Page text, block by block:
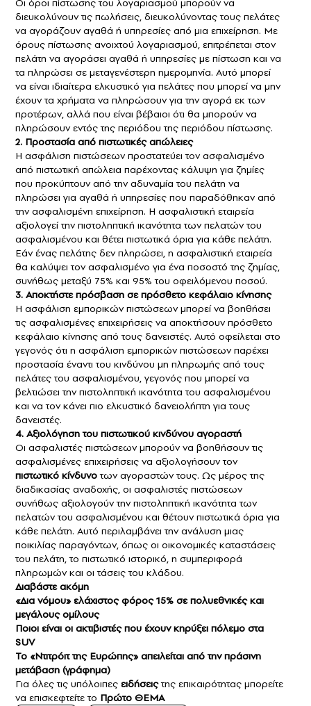
Οι όροι πίστωσης του λογαριασμού μπορούν να
διευκολύνουν τις πωλήσεις, διευκολύνοντας τους πελάτες
να αγοράζουν αγαθά ή υπηρεσίες από μια επιχείρηση. Με
όρους πίστωσης ανοιχτού λογαριασμού, επιτρέπεται στον
πελάτη να αγοράσει αγαθά ή υπηρεσίες με πίστωση και να
τα πληρώσει σε μεταγενέστερη ημερομηνία. Αυτό μπορεί
να είναι ιδιαίτερα ελκυστικό για πελάτες που μπορεί να μην
έχουν τα χρήματα να πληρώσουν για την αγορά εκ των
προτέρων, αλλά που είναι βέβαιοι ότι θα μπορούν να
πληρώσουν εντός της περιόδου της περιόδου πίστωσης.
2. Προστασία από πιστωτικές απώλειες
Η ασφάλιση πιστώσεων προστατεύει τον ασφαλισμένο
από πιστωτική απώλεια παρέχοντας κάλυψη για ζημίες
που προκύπτουν από την αδυναμία του πελάτη να
πληρώσει για αγαθά ή υπηρεσίες που παραδόθηκαν από
την ασφαλισμένη επιχείρηση. Η ασφαλιστική εταιρεία
αξιολογεί την πιστοληπτική ικανότητα των πελατών του
ασφαλισμένου και θέτει πιστωτικά όρια για κάθε πελάτη.
Εάν ένας πελάτης δεν πληρώσει, η ασφαλιστική εταιρεία
θα καλύψει τον ασφαλισμένο για ένα ποσοστό της ζημίας,
συνήθως μεταξύ 75% και 95% του οφειλόμενου ποσού.
3. Αποκτήστε πρόσβαση σε πρόσθετο κεφάλαιο κίνησης
Η ασφάλιση εμπορικών πιστώσεων μπορεί να βοηθήσει
τις ασφαλισμένες επιχειρήσεις να αποκτήσουν πρόσθετο
κεφάλαιο κίνησης από τους δανειστές. Αυτό οφείλεται στο
γεγονός ότι η ασφάλιση εμπορικών πιστώσεων παρέχει
προστασία έναντι του κινδύνου μη πληρωμής από τους
πελάτες του ασφαλισμένου, γεγονός που μπορεί να
βελτιώσει την πιστοληπτική ικανότητα του ασφαλισμένου
και να τον κάνει πιο ελκυστικό δανειολήπτη για τους
δανειστές.
4. Αξιολόγηση του πιστωτικού κινδύνου αγοραστή
Οι ασφαλιστές πιστώσεων μπορούν να βοηθήσουν τις
ασφαλισμένες επιχειρήσεις να αξιολογήσουν τον
πιστωτικό κίνδυνοτων αγοραστών τους. Ως μέρος της
διαδικασίας αναδοχής, οι ασφαλιστές πιστώσεων
συνήθως αξιολογούν την πιστοληπτική ικανότητα των
πελατών του ασφαλισμένου και θέτουν πιστωτικά όρια για
κάθε πελάτη. Αυτό περιλαμβάνει την ανάλυση μιας
ποικιλίας παραγόντων, όπως οι οικονομικές καταστάσεις
του πελάτη, το πιστωτικό ιστορικό, η συμπεριφορά
πληρωμών και οι τάσεις του κλάδου.
Διαβάστε ακόμη
«Δια νόμου» ελάχιστος φόρος 15% σε πολυεθνικές και
μεγάλους ομίλους
Ποιοι είναι οι ακτιβιστές που έχουν κηρύξει πόλεμο στα
SUV
Το «Ντιτρόιτ της Ευρώπης» απειλείται από την πράσινη
μετάβαση (γράφημα)
Για όλες τις υπόλοιπες ειδήσειςτης επικαιρότητας μπορείτε
να επισκεφτείτε το Πρώτο ΘΕΜΑ